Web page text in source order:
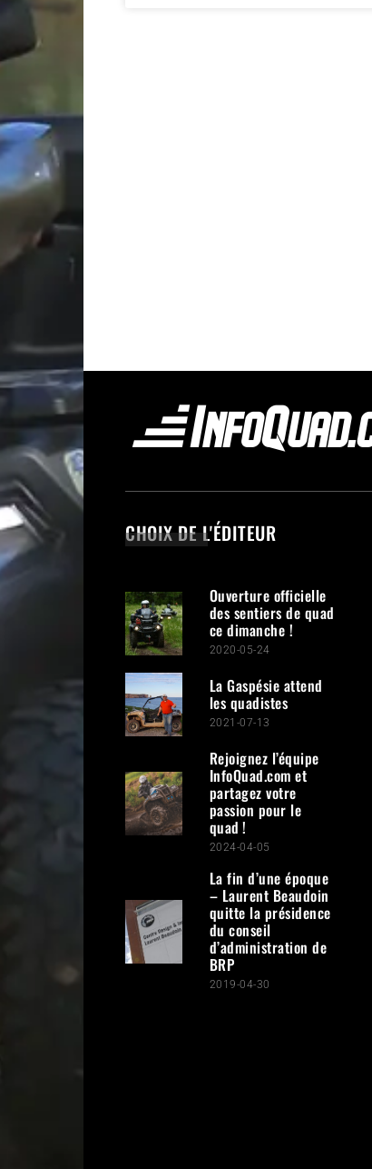
CHOIX DE L'ÉDITEUR
Ouverture officielle
des sentiers de quad
ce dimanche !
2020-05-24
La Gaspésie attend
les quadistes
2021-07-13
Rejoignez l’équipe
InfoQuad.com et
partagez votre
passion pour le
quad !
2024-04-05
La fin d’une époque
– Laurent Beaudoin
quitte la présidence
du conseil
d’administration de
BRP
2019-04-30